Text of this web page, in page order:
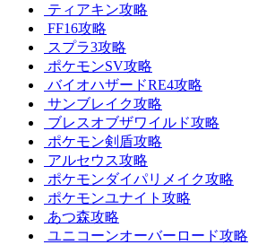
ティアキン攻略
FF16攻略
スプラ3攻略
ポケモンSV攻略
バイオハザードRE4攻略
サンブレイク攻略
ブレスオブザワイルド攻略
ポケモン剣盾攻略
アルセウス攻略
ポケモンダイパリメイク攻略
ポケモンユナイト攻略
あつ森攻略
ユニコーンオーバーロード攻略